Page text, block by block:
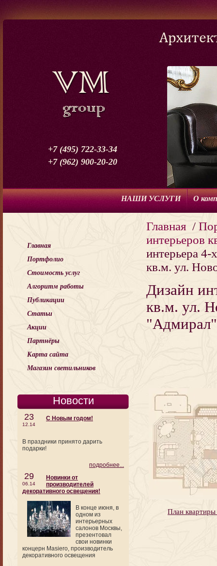
НАШИ УСЛУГИ О
+7 (495) 722-33-34
+7 (962) 900-20-20
Главная /
интерьеров
интерьера
кв.м. ул.
Дизайн
кв.м. ул.
План квартиры
Главная
Портфолио
Стоимость услуг
Алгоритм работы
Публикации
Статьи
Акции
Партнёры
Карта сайта
Магазин светильников
Новости
23
12.14
С Новым годом!
В праздники принято дарить
подарки!
подробнее...
29
06.14
Новинки от
производителей
декоративного освещения!
В конце июня, в
одном из
интерьерных
салонов Москвы,
презентовал
свои новинки
концерн Masiero, производитель
декоративного освещения